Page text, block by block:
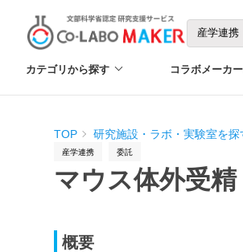
カテゴリから探す コラボメーカ
TOP 研究施設・ラボ・実験室を探
産学連携 委託
マウス体外受
概要